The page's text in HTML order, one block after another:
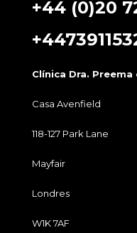
+44 (0)20
Clínica Dra.
Casa Avenfield
118-127 Park Lane
Mayfair
Londres
W1K 7AF